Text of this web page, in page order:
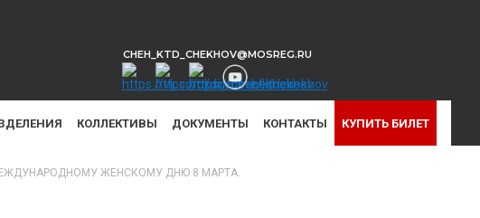
CHEH_KTD_CHEKHOV@MOSREG.RU
КОЛЛЕКТИВЫ ДОКУМЕНТЫ КОНТАКТЫ КУПИТЬ БИЛЕТ
ЖЕНСКОМУ ДНЮ 8 МАРТА.